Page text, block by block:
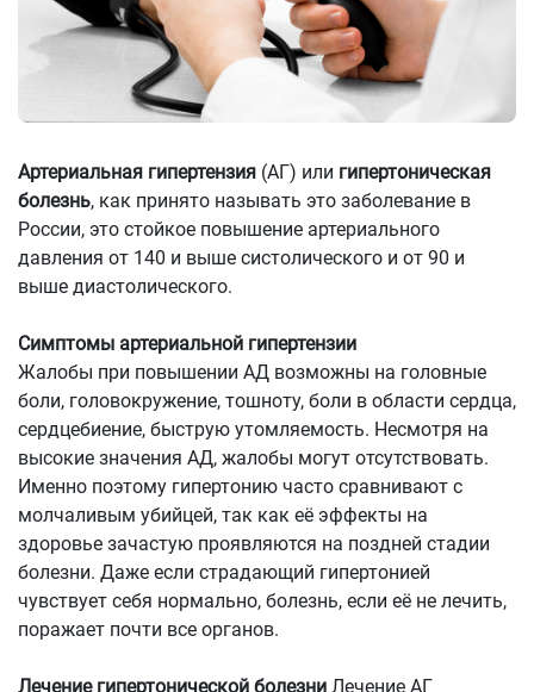
Артериальная гипертензия (АГ) или гипертоническая
болезнь, как принято называть это заболевание в
России, это стойкое повышение артериального
давления от 140 и выше систолического и от 90 и
выше диастолического.
Симптомы артериальной гипертензии
Жалобы при повышении АД возможны на головные
боли, головокружение, тошноту, боли в области сердца,
сердцебиение, быструю утомляемость. Несмотря на
высокие значения АД, жалобы могут отсутствовать.
Именно поэтому гипертонию часто сравнивают с
молчаливым убийцей, так как её эффекты на
здоровье зачастую проявляются на поздней стадии
болезни. Даже если страдающий гипертонией
чувствует себя нормально, болезнь, если её не лечить,
поражает почти все органов.
Лечение гипертонической болезни Лечение АГ